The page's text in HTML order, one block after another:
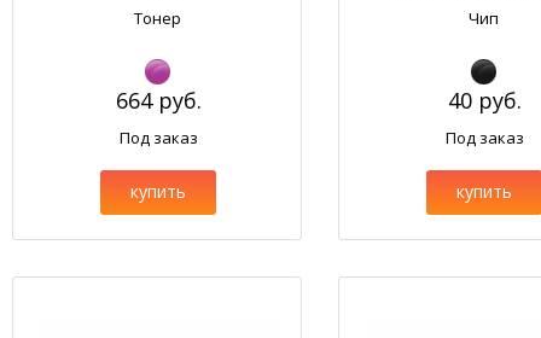
Тонер
664 руб.
Под заказ
купить
Чип
40 руб.
Под заказ
купить